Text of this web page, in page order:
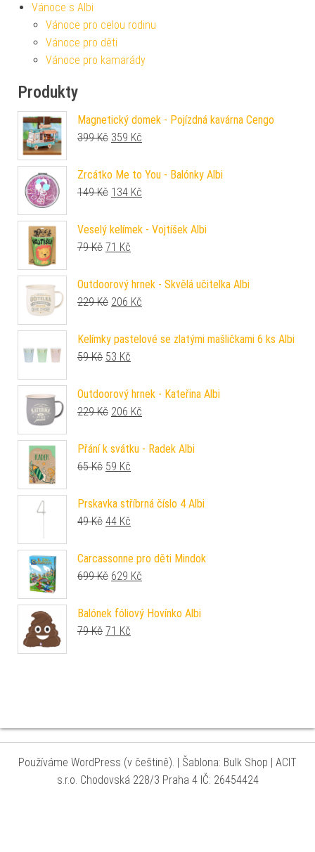
Vánoce s Albi
Vánoce pro celou rodinu
Vánoce pro děti
Vánoce pro kamarády
Produkty
Magnetický domek - Pojízdná kavárna Cengo
399Kč Původní cena byla: 399 Kč.
359 Kč
Zrcátko Me to You - Balónky Albi
149Kč Původní cena byla: 149 Kč.
134 Kč
Veselý kelímek - Vojtíšek Albi
79Kč Původní cena byla: 79 Kč.
71 Kč
Outdoorový hrnek - Skvělá učitelka Albi
229Kč Původní cena byla: 229 Kč.
206 Kč
Kelímky pastelové se zlatými mašličkami 6 ks Albi
59Kč Původní cena byla: 59 Kč.
53 Kč
Outdoorový hrnek - Kateřina Albi
229Kč Původní cena byla: 229 Kč.
206 Kč
Přání k svátku - Radek Albi
65Kč Původní cena byla: 65 Kč.
59 Kč
Prskavka stříbrná číslo 4 Albi
49Kč Původní cena byla: 49 Kč.
44 Kč
Carcassonne pro děti Mindok
699Kč Původní cena byla: 699 Kč.
629 Kč
Balónek fóliový Hovínko Albi
79Kč Původní cena byla: 79 Kč.
71 Kč
Používáme WordPress (v češtině). Šablona: Bulk Shop
| ACIT
s.r.o. Chodovská 228/3 Praha 4 IČ: 26454424